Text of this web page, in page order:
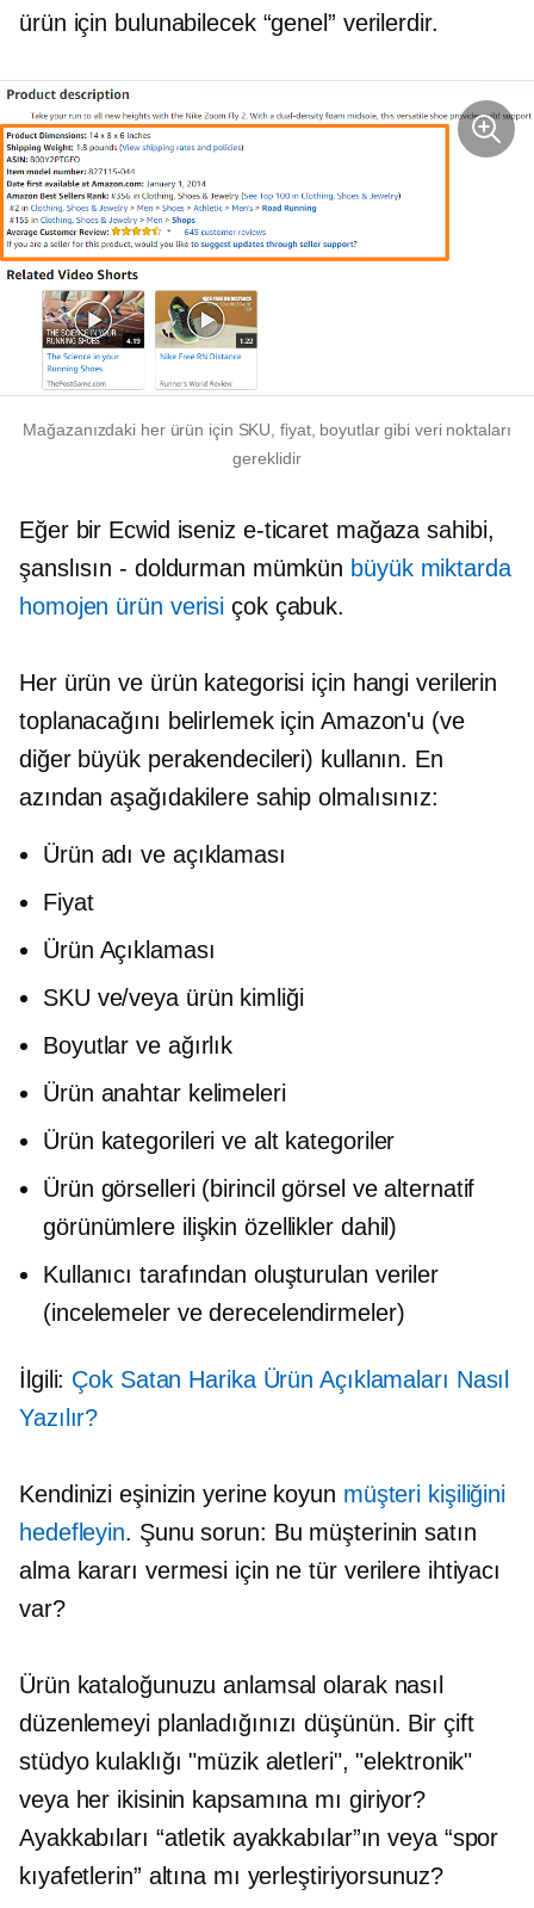
ürün için bulunabilecek “genel” verilerdir.
Mağazanızdaki her ürün için SKU, fiyat, boyutlar gibi veri noktaları
gereklidir
Eğer bir Ecwid iseniz e-ticaretmağaza sahibi,
şanslısın - doldurman mümkün büyük miktarda
homojen ürün verisi çok çabuk.
Her ürün ve ürün kategorisi için hangi verilerin
toplanacağını belirlemek için Amazon'u (ve
diğer büyük perakendecileri) kullanın. En
azından aşağıdakilere sahip olmalısınız:
Ürün adı ve açıklaması
Fiyat
Ürün Açıklaması
SKU ve/veya ürün kimliği
Boyutlar ve ağırlık
Ürün anahtar kelimeleri
Ürün kategorileri ve alt kategoriler
Ürün görselleri (birincil görsel ve alternatif
görünümlere ilişkin özellikler dahil)
Kullanıcı tarafından oluşturulan veriler
(incelemeler ve derecelendirmeler)
İlgili: Çok Satan Harika Ürün Açıklamaları Nasıl
Yazılır?
Kendinizi eşinizin yerine koyun müşteri kişiliğini
hedefleyin. Şunu sorun: Bu müşterinin satın
alma kararı vermesi için ne tür verilere ihtiyacı
var?
Ürün kataloğunuzu anlamsal olarak nasıl
düzenlemeyi planladığınızı düşünün. Bir çift
stüdyo kulaklığı "müzik aletleri", "elektronik"
veya her ikisinin kapsamına mı giriyor?
Ayakkabıları “atletik ayakkabılar”ın veya “spor
kıyafetlerin” altına mı yerleştiriyorsunuz?